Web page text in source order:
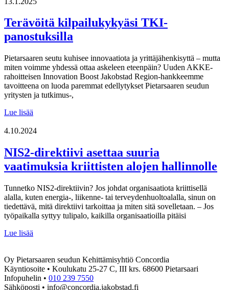
2.0
ja
TKI-
vauhdittavat
yhteistyötä
ja
innovaatioita
Terävöitä kilpailukykyäsi TKI-
panostuksilla
Pietarsaaren seutu kuhisee innovaatiota ja yrittäjähenkisyttä – mutta
miten voimme yhdessä ottaa askeleen eteenpäin? Uuden AKKE-
rahoitteisen Innovation Boost Jakobstad Region-hankkeemme
tavoitteena on luoda paremmat edellytykset Pietarsaaren seudun
yritysten ja tutkimus-,
Lue lisää
TKI-
4.10.2024
NIS2-direktiivi asettaa suuria
vaatimuksia kriittisten alojen hallinnolle
Tunnetko NIS2-direktiivin? Jos johdat organisaatiota kriittisellä
alalla, kuten energia-, liikenne- tai terveydenhuoltoalalla, sinun on
tiedettävä, mitä direktiivi tarkoittaa ja miten sitä sovelletaan. – Jos
työpaikalla syttyy tulipalo, kaikilla organisaatioilla pitäisi
Lue lisää
suuria
vaatimuksia
kriittisten
alojen
Oy Pietarsaaren seudun Kehittämisyhtiö Concordia
Käyntiosoite • Koulukatu 25-27 C, III krs. 68600 Pietarsaari
Infopuhelin • 010 239 7550
Sähköposti • info@concordia.jakobstad.fi